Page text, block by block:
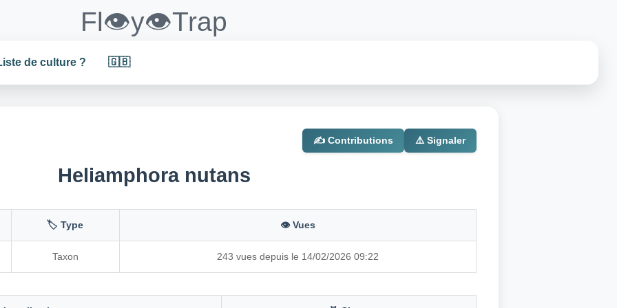
Fl👁️y👁️Trap
de culture ? 🇬🇧
✍️ Contributions ⚠️ Signaler
Heliamphora nutans
🏷️ Type 👁️ Vues
Taxon 243 vues depuis le 14/02/2026 09:22